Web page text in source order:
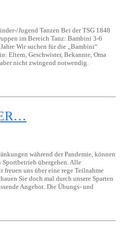
Jugend Tanzen Bei der TSG 1848
im Bereich Tanz: Bambini 3-6
Wir suchen für die „Bambini“
Eltern, Geschwister, Bekannte, Oma
nicht zwingend notwendig.
während der Pandemie, können
übergehen. Alle
uns über eine rege Teilnahme
Sie doch mal durch unsere Sparten
Angebot. Die Übungs- und